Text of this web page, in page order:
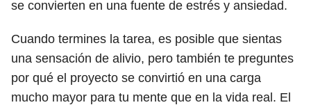
se convierten en una fuente de estrés y ansiedad.
Cuando termines la tarea, es posible que sientas
una sensación de alivio, pero también te preguntes
por qué el proyecto se convirtió en una carga
mucho mayor para tu mente que en la vida real. El